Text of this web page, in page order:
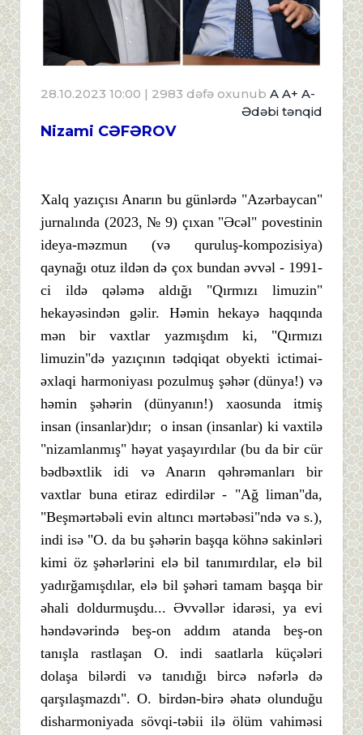
28.10.2023 10:00 | 2983 dəfə oxunub A A+ A-
Ədəbi tənqid
Nizami CƏFƏROV
Xalq yazıçısı Anarın bu günlərdə "Azərbaycan"
jurnalında (2023, № 9) çıxan "Əcəl" povestinin
ideya-məzmun (və quruluş-kompozisiya)
qaynağı otuz ildən də çox bundan əvvəl - 1991-
ci ildə qələmə aldığı "Qırmızı limuzin"
hekayəsindən gəlir. Həmin hekayə haqqında
mən bir vaxtlar yazmışdım ki, "Qırmızı
limuzin"də yazıçının tədqiqat obyekti ictimai-
əxlaqi harmoniyası pozulmuş şəhər (dünya!) və
həmin şəhərin (dünyanın!) xaosunda itmiş
insan (insanlar)dır; o insan (insanlar) ki vaxtilə
"nizamlanmış" həyat yaşayırdılar (bu da bir cür
bədbəxtlik idi və Anarın qəhrəmanları bir
vaxtlar buna etiraz edirdilər - "Ağ liman"da,
"Beşmərtəbəli evin altıncı mərtəbəsi"ndə və s.),
indi isə "O. da bu şəhərin başqa köhnə sakinləri
kimi öz şəhərlərini elə bil tanımırdılar, elə bil
yadırğamışdılar, elə bil şəhəri tamam başqa bir
əhali doldurmuşdu... Əvvəllər idarəsi, ya evi
həndəvərində beş-on addım atanda beş-on
tanışla rastlaşan O. indi saatlarla küçələri
dolaşa bilərdi və tanıdığı bircə nəfərlə də
qarşılaşmazdı". O. birdən-birə əhatə olunduğu
disharmoniyada sövqi-təbii ilə ölüm vahiməsi